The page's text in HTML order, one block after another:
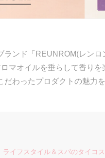
ランド「REUNROM(レン
マオイルを垂らして香り
わったプロダクトの魅力
イフスタイル＆スパのタイコ